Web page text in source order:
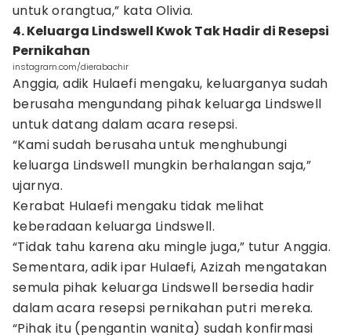
untuk orangtua,” kata Olivia.
4. Keluarga Lindswell Kwok Tak Hadir di Resepsi
Pernikahan
instagram.com/dierabachir
Anggia, adik Hulaefi mengaku, keluarganya sudah
berusaha mengundang pihak keluarga Lindswell
untuk datang dalam acara resepsi.
“Kami sudah berusaha untuk menghubungi
keluarga Lindswell mungkin berhalangan saja,”
ujarnya.
Kerabat Hulaefi mengaku tidak melihat
keberadaan keluarga Lindswell.
“Tidak tahu karena aku mingle juga,” tutur Anggia.
Sementara, adik ipar Hulaefi, Azizah mengatakan
semula pihak keluarga Lindswell bersedia hadir
dalam acara resepsi pernikahan putri mereka.
“Pihak itu (pengantin wanita) sudah konfirmasi